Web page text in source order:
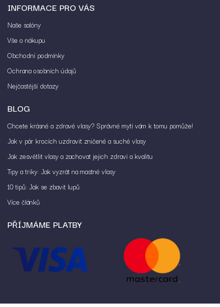
Vložením hodnocení souhlasíte s
INFORMACE PRO VÁS
Naše salóny
Vše o nákupu
Obchodní podmínky
Ochrana osobních údajů
Nejčastější dotazy
BLOG
Chcete krásné a zdravé vlasy? Správné mytí vám k tomu pomůže!
Jak v pár krocích uzdravit zničené a suché vlasy
Jak zesvětlit vlasy a zachovat jejich zdraví a kvalitu
Tipy a triky: Jak vyzrát na mastné vlasy
10 tipů: Jak se zbavit lupů
Více článků
PŘÍJMÁME PLATBY